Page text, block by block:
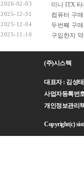
2026-02-03
2025-12-31
2025-12-04
2025-11-10
컴퓨터 구
두번째 구
(주)시스텍
대표자 : 김성
사업자등록번
개인정보관리
Copyright(c)